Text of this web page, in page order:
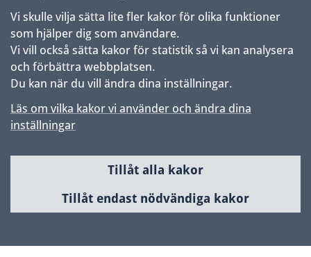
Vi skulle vilja sätta lite fler kakor för olika funktioner
som hjälper dig som användare.
Vi vill också sätta kakor för statistik så vi kan analysera
och förbättra webbplatsen.
Du kan när du vill ändra dina inställningar.
Läs om vilka kakor vi använder och ändra dina
inställningar
Tillåt alla kakor
Tillåt endast nödvändiga kakor
Samhällsbyggnad & utveckling